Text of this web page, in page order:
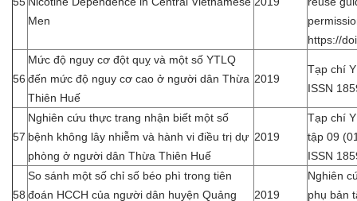
Men
https://
56
Mức độ nguy cơ đột quỵ và một số YTLQ
đến mức độ nguy cơ cao ở người dân Thừa
Thiên Huế
2019
Tạp chí
ISSN
57
Nghiên cứu thực trang nhận biết một số
bệnh không lây nhiễm và hành vi điều trị dự
phòng ở người dân Thừa Thiên Huế
2019
Tạp chí
tập 09
ISSN
58
So sánh một số chỉ số béo phì trong tiên
đoán HCCH của người dân huyện Quảng
2019
Nghiên
phụ bản